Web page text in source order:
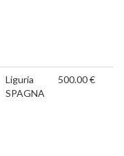
Liguria
SPAGNA
500.00 €